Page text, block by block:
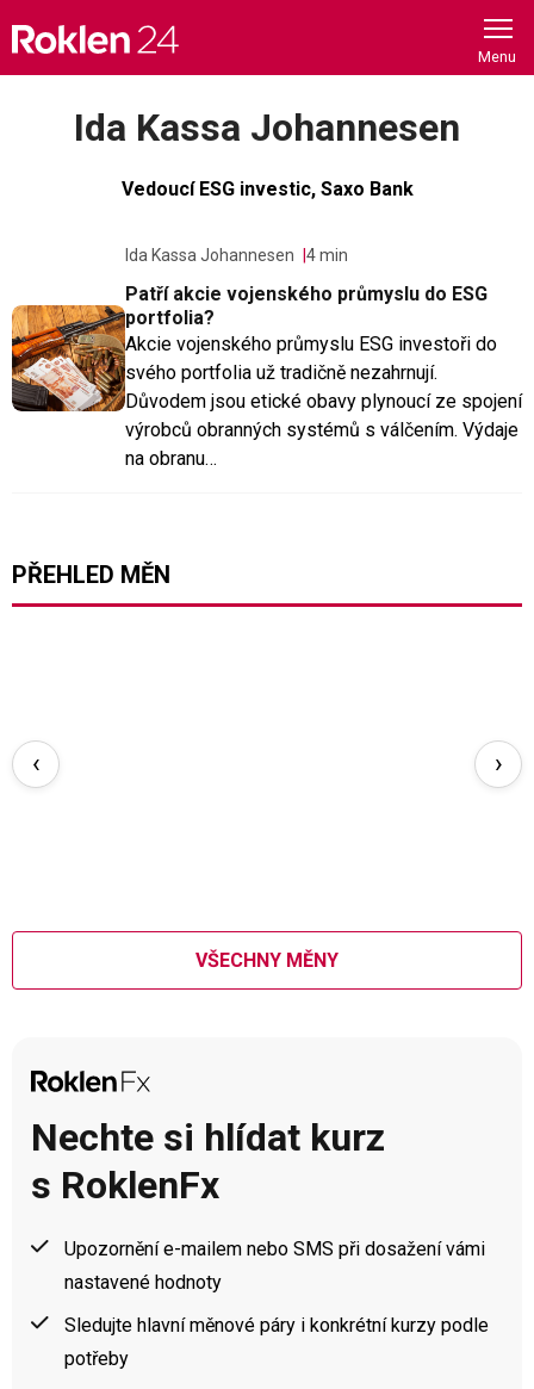
content
Ida Kassa Johannesen
Vedoucí ESG investic, Saxo Bank
Ida Kassa Johannesen 4 min
Patří akcie vojenského průmyslu do ESG
portfolia?
Akcie vojenského průmyslu ESG investoři do
svého portfolia už tradičně nezahrnují.
Důvodem jsou etické obavy plynoucí ze spojení
výrobců obranných systémů s válčením. Výdaje
na obranu…
PŘEHLED MĚN
‹ ›
VŠECHNY MĚNY
Nechte si hlídat kurz
s RoklenFx
Upozornění e-mailem nebo SMS při dosažení vámi
nastavené hodnoty
Sledujte hlavní měnové páry i konkrétní kurzy podle
potřeby